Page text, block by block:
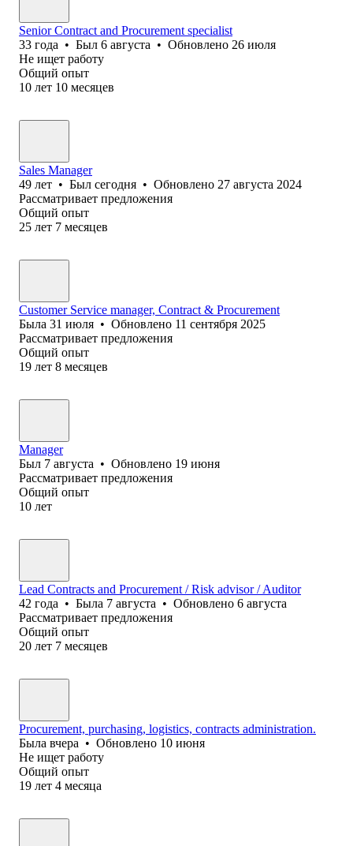
Senior Contract and Procurement specialist
33 года • Был 6 августа • Обновлено 26 июля
Не ищет работу
Общий опыт
10 лет 10 месяцев
Sales Manager
49 лет • Был сегодня • Обновлено 27 августа 2024
Рассматривает предложения
Общий опыт
25 лет 7 месяцев
Customer Service manager, Contract & Procurement
Была 31 июля • Обновлено 11 сентября 2025
Рассматривает предложения
Общий опыт
19 лет 8 месяцев
Manager
Был 7 августа • Обновлено 19 июня
Рассматривает предложения
Общий опыт
10 лет
Lead Contracts and Procurement / Risk advisor / Auditor
42 года • Была 7 августа • Обновлено 6 августа
Рассматривает предложения
Общий опыт
20 лет 7 месяцев
Procurement, purchasing, logistics, contracts administration.
Была вчера • Обновлено 10 июня
Не ищет работу
Общий опыт
19 лет 4 месяца